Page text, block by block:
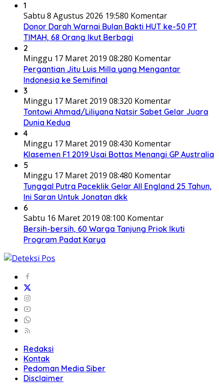
1
Sabtu 8 Agustus 2026 19:580 Komentar
Donor Darah Warnai Bulan Bakti HUT ke-50 PT
TIMAH, 68 Orang Ikut Berbagi
2
Minggu 17 Maret 2019 08:280 Komentar
Pergantian Jitu Luis Milla yang Mengantar
Indonesia ke Semifinal
3
Minggu 17 Maret 2019 08:320 Komentar
Tontowi Ahmad/Liliyana Natsir Sabet Gelar Juara
Dunia Kedua
4
Minggu 17 Maret 2019 08:430 Komentar
Klasemen F1 2019 Usai Bottas Menangi GP Australia
5
Minggu 17 Maret 2019 08:480 Komentar
Tunggal Putra Paceklik Gelar All England 25 Tahun,
Ini Saran Untuk Jonatan dkk
6
Sabtu 16 Maret 2019 08:100 Komentar
Bersih-bersih, 60 Warga Tanjung Priok Ikuti
Program Padat Karya
Redaksi
Kontak
Pedoman Media Siber
Disclaimer